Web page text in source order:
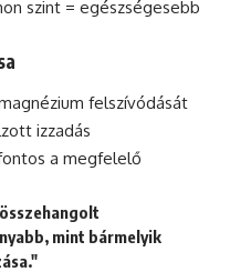
szint = egészségesebb
felszívódását
izzadás
a megfelelő
mint bármelyik